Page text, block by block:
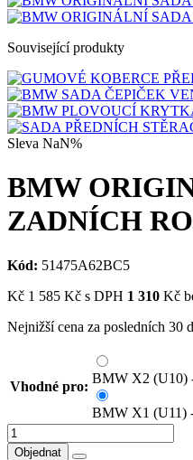
Související produkty
Sleva NaN%
BMW
ZADNÍCH
Kód: 51475A62BC5
Kč 1 585 Kč s DPH 1 310 Kč
Nejnižší cena za posledních 30
Vhodné pro:
BMW X2 (U10)
BMW X1 (U11)
Objednat